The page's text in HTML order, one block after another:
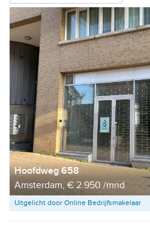
Hoofdweg 658
Amsterdam, € 2.950 /mnd
Uitgelicht door Online Bedrijfsmakelaar